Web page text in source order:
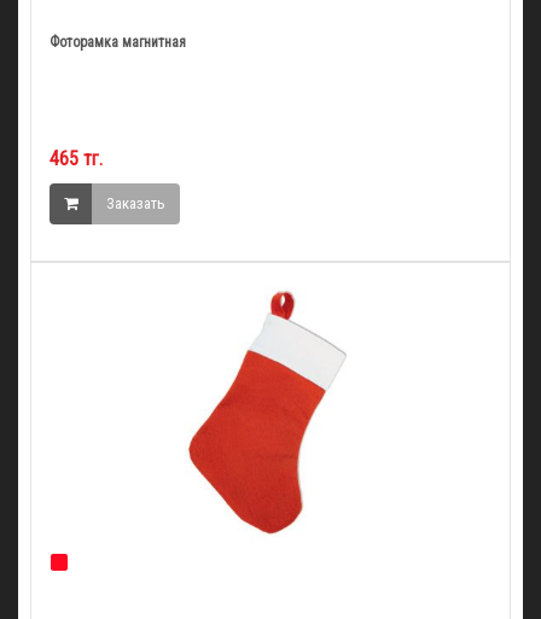
Фоторамка магнитная
465 тг.
Заказать